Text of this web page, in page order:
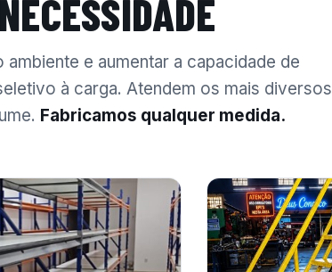
e aumentar a capacidade de
à carga. Atendem os mais diversos
Fabricamos qualquer medida.